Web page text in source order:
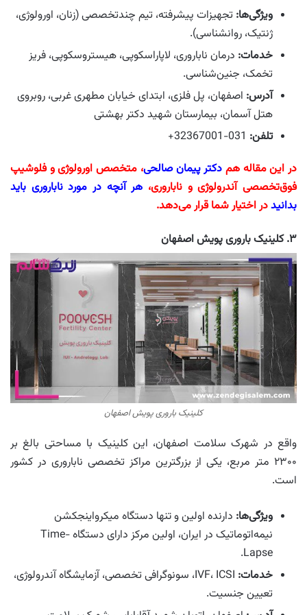
ویژگی‌ها: تجهیزات پیشرفته، تیم چندتخصصی (زنان، اورولوژی،
ژنتیک، روانشناسی).
خدمات: درمان ناباروری، لاپاراسکوپی، هیستروسکوپی، فریز
تخمک، جنین‌شناسی.
آدرس: اصفهان، پل فلزی، ابتدای خیابان مطهری غربی، روبروی
هتل آسمان، بیمارستان شهید دکتر بهشتی
تلفن:
در این مقاله هم دکتر پیمان صالحی، متخصص اورولوژی و فلوشیپ
فوق‌تخصصی آندرولوژی و ناباروری، هر آنچه در مورد ناباروری باید
بدانیددر اختیار شما قرار می‌دهد.
۳. کلینیک باروری پویش اصفهان
کلینیک باروری پویش اصفهان
واقع در شهرک سلامت اصفهان، این کلینیک با مساحتی بالغ بر
۲۳۰۰ متر مربع، یکی از بزرگترین مراکز تخصصی ناباروری در کشور
است.
ویژگی‌ها: دارنده اولین و تنها دستگاه میکرواینجکشن
نیمه‌اتوماتیک در ایران، اولین مرکز دارای دستگاه Time-
Lapse.
خدمات:
IVF، ICSI، سونوگرافی تخصصی، آزمایشگاه آندرولوژی،
تعیین جنسیت.